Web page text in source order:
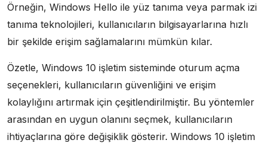
Örneğin, Windows Hello ile yüz tanıma veya parmak izi
tanıma teknolojileri, kullanıcıların bilgisayarlarına hızlı
bir şekilde erişim sağlamalarını mümkün kılar.
Özetle, Windows 10 işletim sisteminde oturum açma
seçenekleri, kullanıcıların güvenliğini ve erişim
kolaylığını artırmak için çeşitlendirilmiştir. Bu yöntemler
arasından en uygun olanını seçmek, kullanıcıların
ihtiyaçlarına göre değişiklik gösterir. Windows 10 işletim